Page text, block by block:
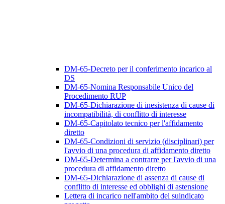
DM-65-Decreto per il conferimento incarico al
DS
DM-65-Nomina Responsabile Unico del
Procedimento RUP
DM-65-Dichiarazione di inesistenza di cause di
incompatibilità, di conflitto di interesse
DM-65-Capitolato tecnico per l'affidamento
diretto
DM-65-Condizioni di servizio (disciplinari) per
l'avvio di una procedura di affidamento diretto
DM-65-Determina a contrarre per l'avvio di una
procedura di affidamento diretto
DM-65-Dichiarazione di assenza di cause di
conflitto di interesse ed obblighi di astensione
Lettera di incarico nell'ambito del suindicato